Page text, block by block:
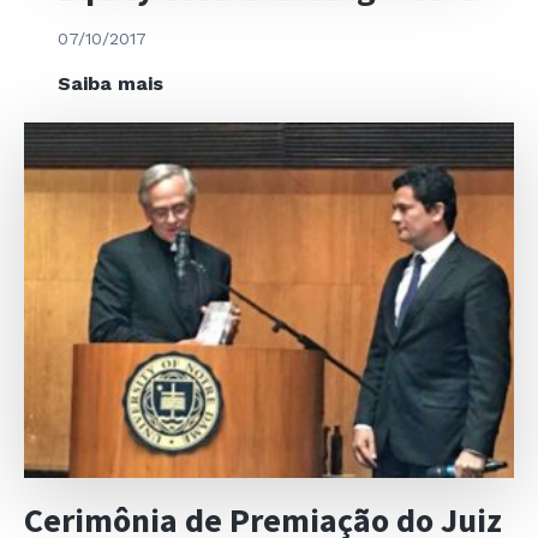
07/10/2017
Saiba maisEquity
CCFB
Cerimônia de Premiação do Juiz